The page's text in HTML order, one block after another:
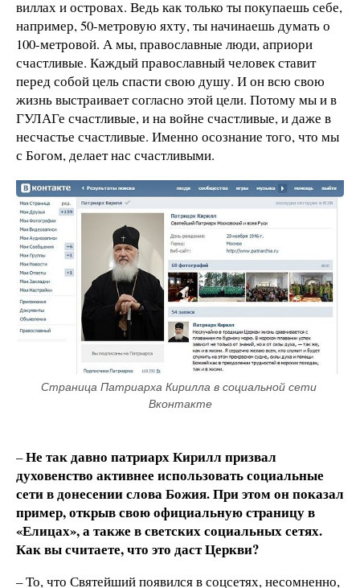
виллах и островах. Ведь как только ты покупаешь себе,
например, 50-метровую яхту, ты начинаешь думать о
100-метровой. А мы, православные люди, априори
счастливые. Каждый православный человек ставит
перед собой цель спасти свою душу. И он всю свою
жизнь выстраивает согласно этой цели. Потому мы и в
ГУЛАГе счастливые, и на войне счастливые, и даже в
несчастье счастливые. Именно осознание того, что мы
с Богом, делает нас счастливыми.
Страница Патриарха Кирилла в социальной сети
Вконтакте
–Не так давно патриарх Кирилл призвал
духовенство активнее использовать социальные
сети в донесении слова Божия. При этом он показал
пример, открыв свою официальную страницу в
«Елицах», а также в светских социальных сетях.
Как вы считаете, что это даст Церкви?
– То, что Святейший появился в соцсетях, несомненно,